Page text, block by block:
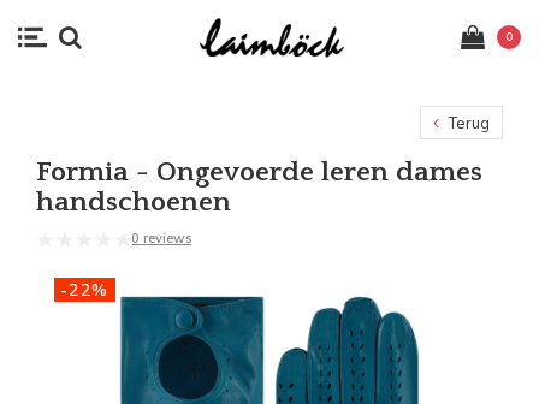
0
Terug
Formia - Ongevoerde leren dames
handschoenen
0 reviews
-22%